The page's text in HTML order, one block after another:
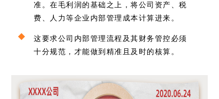
准。在毛利润的基础之上，将公司资产、税
费、人力等企业内部管理成本计算进来。
这要求公司内部管理流程及其财务管控必须
十分规范，才能做到精准且及时的核算。